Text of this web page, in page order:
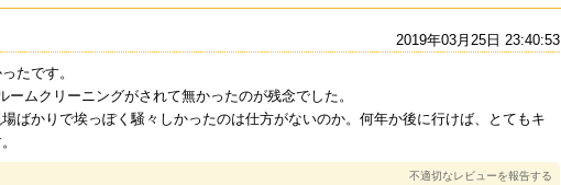
2019年03月25日 23:40:53
たです。
ムクリーニングがされて無かったのが残念でした。
ばかりで埃っぽく騒々しかったのは仕方がないのか。何年か後に行けば、とてもキ
不適切なレビューを報告する